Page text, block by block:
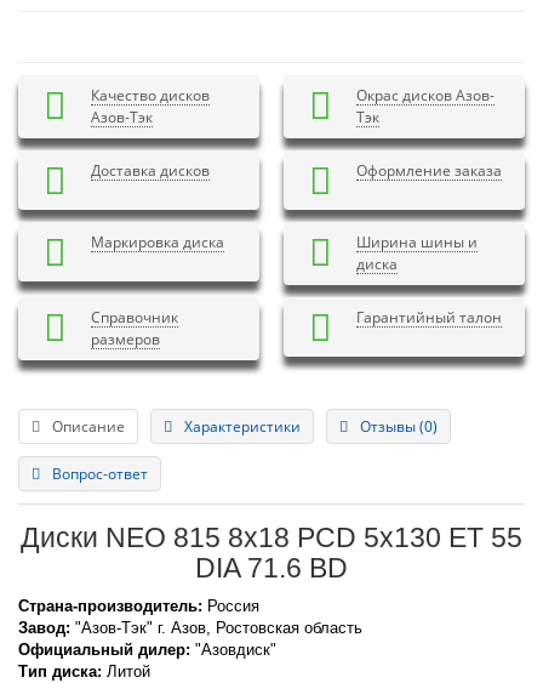
Качество дисков
Азов-Тэк
Окрас дисков Азов-
Тэк
Доставка дисков Оформление заказа
Маркировка диска
Ширина шины и
диска
Справочник
размеров
Гарантийный талон
Описание Характеристики Отзывы (0)
Вопрос-ответ
Диски NEO 815 8x18 PCD 5x130 ET 55
DIA 71.6 BD
Страна-производитель: Россия
Завод: "Азов-Тэк" г. Азов, Ростовская область
Официальный дилер: "Азовдиск"
Тип диска: Литой